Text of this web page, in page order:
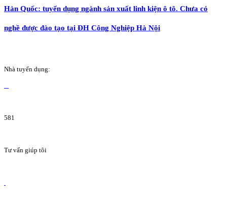
Hàn Quốc: tuyển dụng ngành sản xuất linh kiện ô tô. Chưa có
nghề được đào tạo tại ĐH Công Nghiệp Hà Nội
Nhà tuyển dụng:
581
Tư vấn giúp tôi